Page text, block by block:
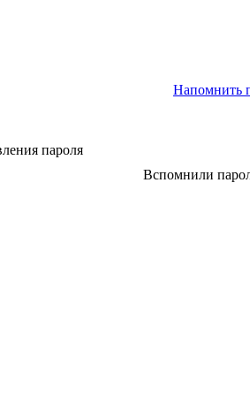
Напомнить
пароля
Вспомнили